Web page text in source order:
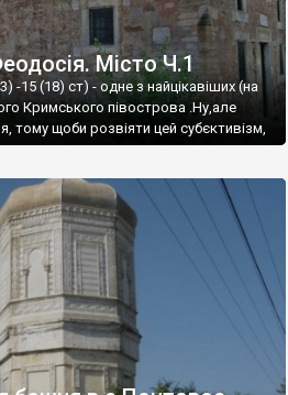
Місто Ч.1
-15 (18) ст) - одне з найцікавіших (на
Кримського півострова .Ну,але
тому щоби розвіяти цей субєктивізм,